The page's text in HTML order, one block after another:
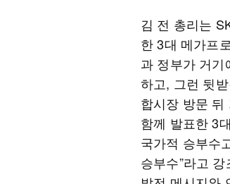
김 전 총리는
한 3대 메가프
과 정부가 거
하고, 그런 뒷
합시장 방문 뒤
함께 발표한 3
국가적 승부수
승부수”라고